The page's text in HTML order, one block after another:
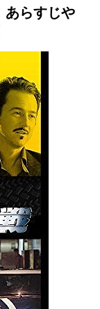
あらすじや